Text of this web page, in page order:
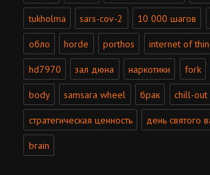
tukholma sars-cov-2 10 000 шагов
обло horde porthos internet of
hd7970 зал дюна наркотики fork
body samsara wheel брак chill-out
стратегическая ценность день святого
brain